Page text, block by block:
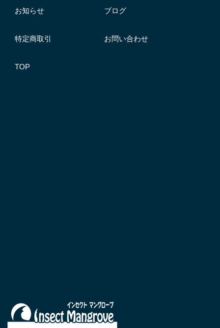
お知らせ ブログ
特定商取引 お問い合わせ
TOP